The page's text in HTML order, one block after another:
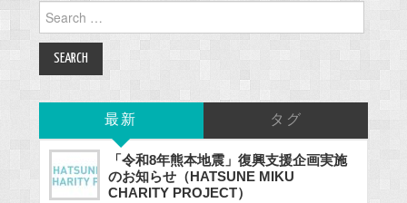
for:
最新 タグ
「令和8年熊本地震」復興支援企画実施
のお知らせ（HATSUNE MIKU
CHARITY PROJECT）